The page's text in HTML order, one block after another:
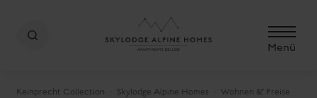
Menü
Keinprecht Collection Skylodge Alpine Homes Wohnen & Preise